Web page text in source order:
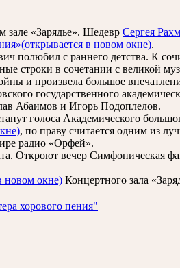
зале «Зарядье». Шедевр Сергея
(открывается в новом окне).
полюбил с раннего детства. К
строки в сочетании с великой
и произвела большое
государственного
Абаимов и Игорь Подоплелов.
голоса Академического
, по праву считается одним из
радио «Орфей».
Откроют вечер Симфоническая
новом окне) Концертного зала
хорового пения"